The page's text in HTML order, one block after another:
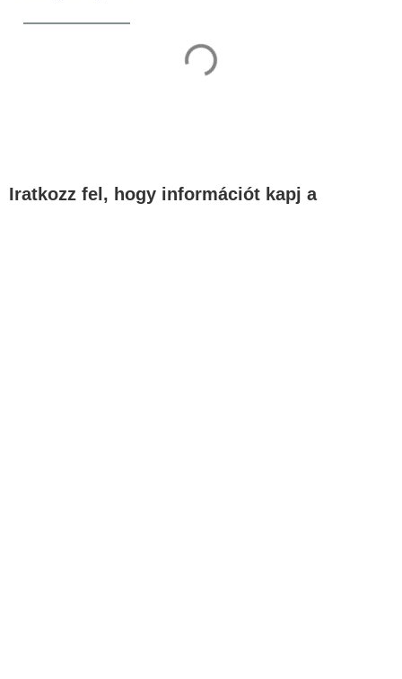
Iratkozz fel, hogy információt kapj a